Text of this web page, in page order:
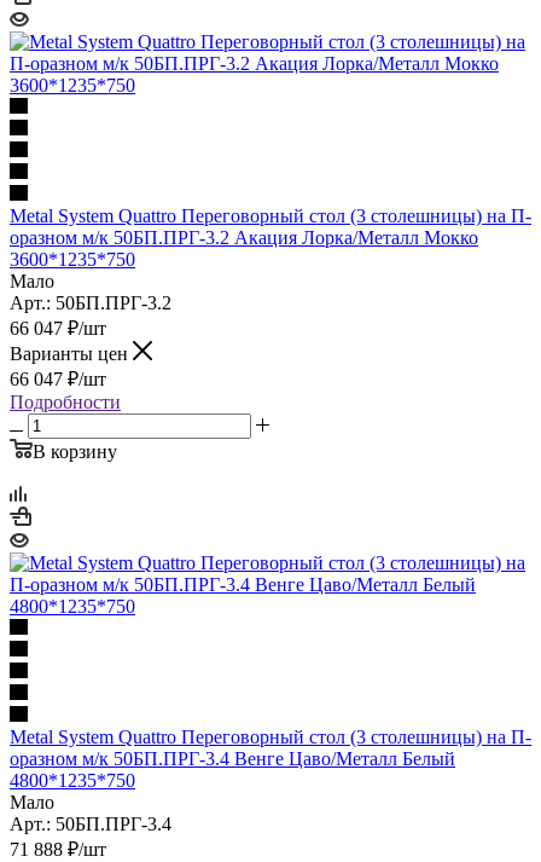
Metal System Quattro Переговорный стол (3 столешницы) на П-
оразном м/к 50БП.ПРГ-3.2 Акация Лорка/Металл Мокко
3600*1235*750
Мало
Арт.: 50БП.ПРГ-3.2
66 047 ₽/шт
Варианты цен
66 047 ₽/шт
Подробности
В корзину
Metal System Quattro Переговорный стол (3 столешницы) на П-
оразном м/к 50БП.ПРГ-3.4 Венге Цаво/Металл Белый
4800*1235*750
Мало
Арт.: 50БП.ПРГ-3.4
71 888 ₽/шт